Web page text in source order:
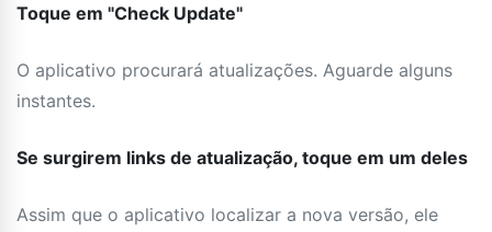
Toque em "Check Update"
O aplicativo procurará atualizações. Aguarde alguns
instantes.
Se surgirem links de atualização, toque em um deles
Assim que o aplicativo localizar a nova versão, ele